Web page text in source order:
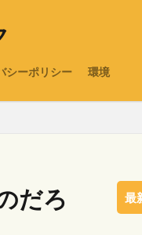
シーポリシー 環境
だろ
最